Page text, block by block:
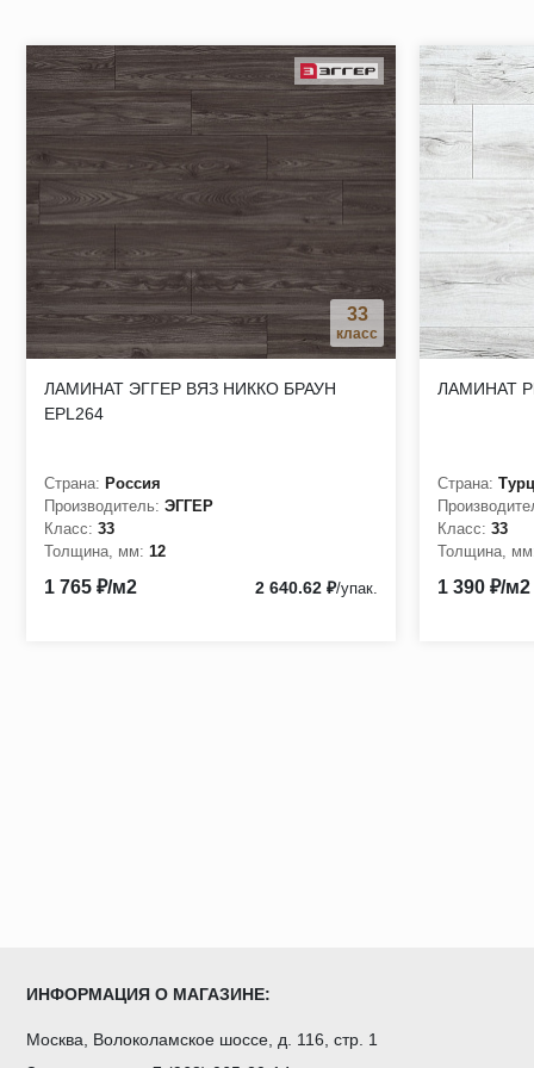
природные компоненты в составе полов способствуют
за счет высокой износостойкости, ламинат можно
отсутствие вмятин от каблуков и мебели, а также
Пористость верхнего слоя покрытия на выбор заказчика
33
класс
ЛАМИНАТ ЭГГЕР ВЯЗ НИККО БРАУН
EPL264
Страна: Россия
Производитель: ЭГГЕР
Класс: 33
Толщина, мм: 12
1 765 ₽/м2 2 640.62 ₽/упак.
ЛАМИНАТ
Страна:
Класс: 33
Толщина,
1 390 ₽/м2
ИНФОРМАЦИЯ О МАГАЗИНЕ:
Москва, Волоколамское шоссе, д. 116, стр. 1